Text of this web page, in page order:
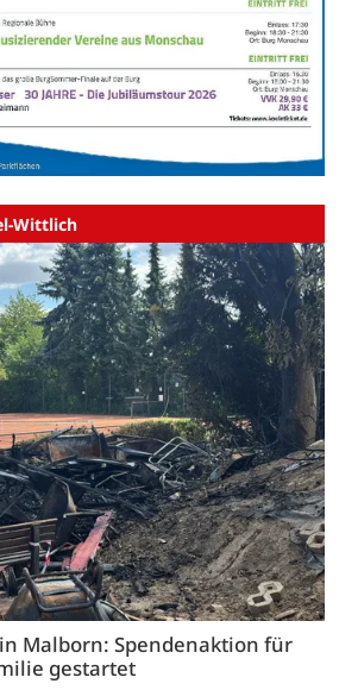
Wittlich
Malborn: Spendenaktion für
gestartet